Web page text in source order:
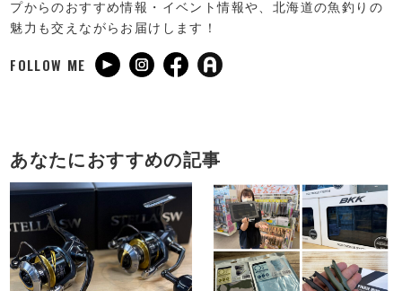
プからのおすすめ情報・イベント情報や、北海道の魚釣りの
魅力も交えながらお届けします！
FOLLOW ME
あなたにおすすめの記事